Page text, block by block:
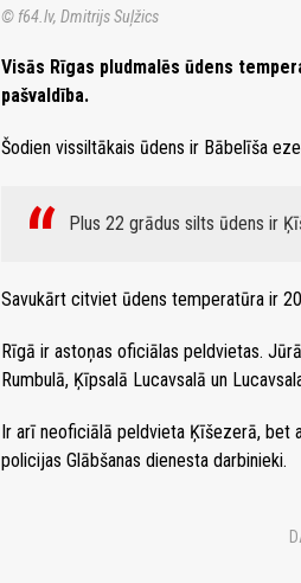
© f64.lv, Dmitrijs Suļžics
Visās Rīgas pludmalēs ūdens
pašvaldība.
Šodien vissiltākais ūdens ir Bābelīša
Plus 22 grādus silts ūdens ir
Savukārt citviet ūdens temperatūra ir
Rīgā ir astoņas oficiālas peldvietas.
Rumbulā, Ķīpsalā Lucavsalā un
Ir arī neoficiālā peldvieta Ķīšezerā, bet
policijas Glābšanas dienesta darbinieki.